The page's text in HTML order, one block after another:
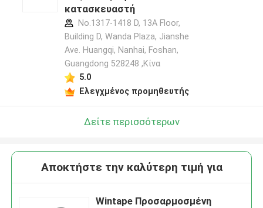
κατασκευαστή
No.1317-1418 D, 13A Floor,
Building D, Wanda Plaza, Jianshe
Ave. Huangqi, Nanhai, Foshan,
Guangdong 528248 ,Κίνα
5.0
Ελεγχμένος προμηθευτής
Δείτε περισσότερων
Αποκτήστε την καλύτερη τιμή για
Wintape Προσαρμοσμένη